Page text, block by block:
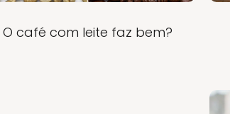
O café com leite faz bem?